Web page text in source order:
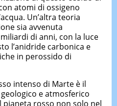
atomi di ossigeno
Un’altra teoria
sia avvenuta
di anni, con la luce
l’anidride carbonica e
in perossido di
intenso di Marte è il
e atmosferico
rosso non solo nel